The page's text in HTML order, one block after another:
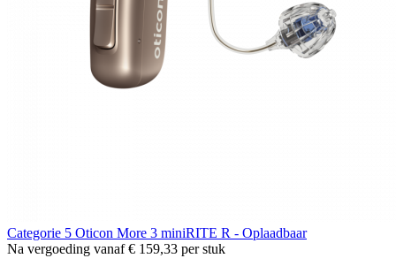
Categorie 5 Oticon More 3 miniRITE R - Oplaadbaar
Na vergoeding vanaf€ 159,33 per stuk